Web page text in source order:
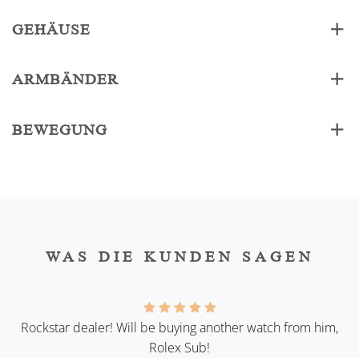
GEHÄUSE
ARMBÄNDER
BEWEGUNG
WAS DIE KUNDEN SAGEN
Rockstar dealer! Will be buying another watch from him,
Rolex Sub!